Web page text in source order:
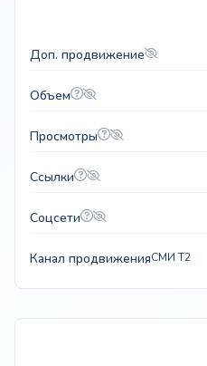
Доп. продвижение
Объем
Просмотры
Ссылки
Соцсети
Канал продвиженияСМИ T2